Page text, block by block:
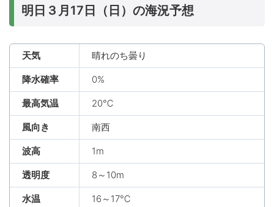
明日３月17日（日）の海況予想
天気 晴れのち曇り
降水確率 0%
最高気温 20℃
風向き 南西
波高 1m
透明度 8～10m
水温 16～17℃